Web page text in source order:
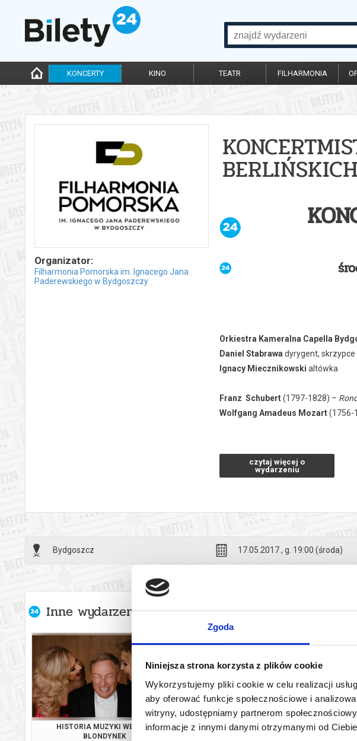
Zgoda
Niniejsza strona korzysta z plików cookie
Wykorzystujemy pliki cookie w celu realizacji
aby oferować funkcje społecznościowe i
witryny, udostępniamy partnerom
informacje z innymi danymi otrzymanymi od
KONCERTY KINO TEATR FILHARMONIA
Organizator:
Filharmonia Pomorska im. Ignacego Jana
Paderewskiego w Bydgoszczy
Orkiestra Kameralna Capella
Daniel Stabrawadyrygent, skrzypce
Ignacy Miecznikowski altówka
Franz Schubert(1797-1828) –
Wolfgang Amadeus Mozart(1756-
bilety na
Bezpieczne zakupy w Bilety24. W
wysyłanym na adres e-mail, podany
czytaj więcej o
wydarzeniu
Bydgoszcz 17.05.2017 , g. 19:00 (środa)
Inne wydarzenia organizatora
HISTORIA MUZYKI WEDŁUG
BLONDYNEK
ALEKSANDRA KURZAK.